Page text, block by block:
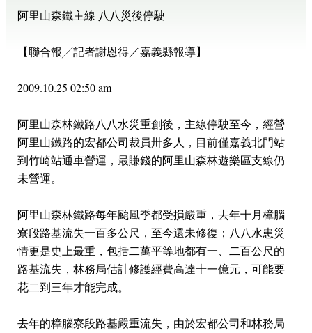
阿里山森鐵主線 八八災後停駛
【聯合報╱記者謝恩得／嘉義縣報導】
2009.10.25 02:50 am
阿里山森林鐵路八八水災重創後，主線停駛至今，經營
阿里山鐵路的宏都公司裁員卅多人，目前僅嘉義北門站
到竹崎站通車營運，最賺錢的阿里山森林遊樂區支線仍
未營運。
阿里山森林鐵路每年颱風季都受損嚴重，去年十月樟腦
寮段路基流失一百多公尺，至今還未修復；八八水患災
情更是史上最重，包括二萬平等地都有一、二百公尺的
路基流失，林務局估計修護經費高達十一億元，可能要
花二到三年才能完成。
去年的樟腦寮段路基嚴重流失，由於宏都公司和林務局